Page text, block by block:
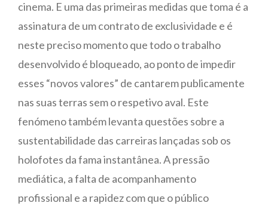
cinema. E uma das primeiras medidas que toma é a
assinatura de um contrato de exclusividade e é
neste preciso momento que todo o trabalho
desenvolvido é bloqueado, ao ponto de impedir
esses “novos valores” de cantarem publicamente
nas suas terras sem o respetivo aval. Este
fenómeno também levanta questões sobre a
sustentabilidade das carreiras lançadas sob os
holofotes da fama instantânea. A pressão
mediática, a falta de acompanhamento
profissional e a rapidez com que o público